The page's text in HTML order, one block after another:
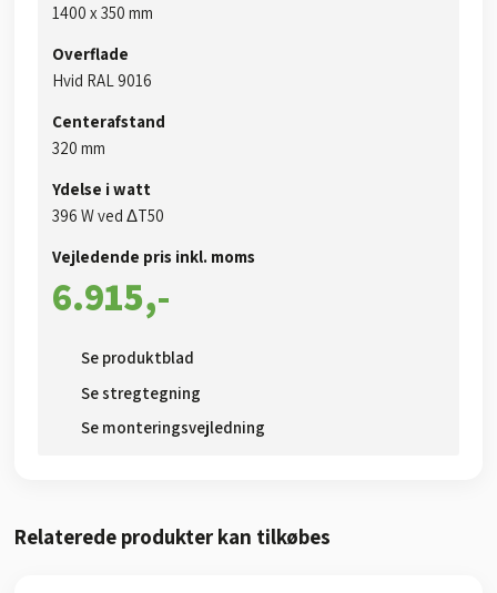
​1400 x 350 mm​​
Overflade
Hvid RAL 9016
Centerafstand
320 mm
Ydelse i watt
​396 W ved ΔT50
Vejledende pris inkl. moms​
6.915,-​
Se produktblad​
Se stregtegning
Se monteringsvejledning
Relaterede produkter kan tilkøbes​